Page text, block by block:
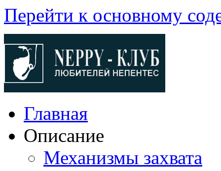
Перейти к основному
Главная
Описание
Механизмы захвата